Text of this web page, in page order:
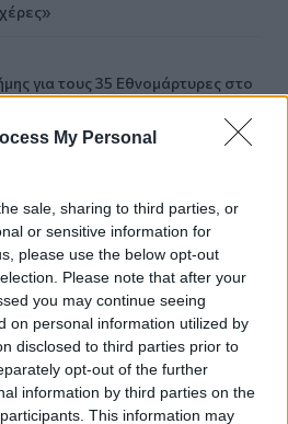
My Personal
sale, sharing to third parties, or
or sensitive information for
please use the below opt-out
Please note that after your
you may continue seeing
on personal information utilized by
disclosed to third parties prior to
opt-out of the further
information by third parties on the
This information may
για τους 35 Εθνομάρτυρες στο
στους δρόμους των
εγκλωβίστηκε σε βράχο 20
το Λιμενικό τα ξημερώματα